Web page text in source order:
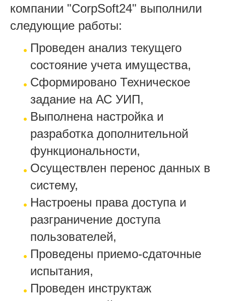
компании "CorpSoft24" выполнили
следующие работы:
Проведен анализ текущего
состояние учета имущества,
Сформировано Техническое
задание на АС УИП,
Выполнена настройка и
разработка дополнительной
функциональности,
Осуществлен перенос данных в
систему,
Настроены права доступа и
разграничение доступа
пользователей,
Проведены приемо-сдаточные
испытания,
Проведен инструктаж